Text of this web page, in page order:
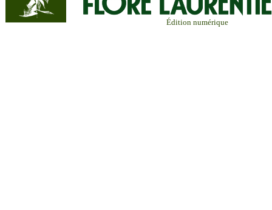
Édition numérique